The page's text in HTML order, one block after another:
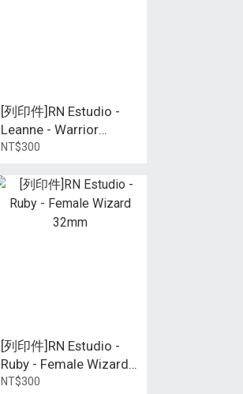
[列印件]RN Estudio -
Leanne - Warrior
Princess 32mm
NT$300
[列印件]RN Estudio -
Ruby - Female Wizard
32mm
NT$300